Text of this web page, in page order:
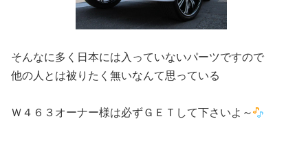
そんなに多く日本には入っていないパーツですので
他の人とは被りたく無いなんて思っている
Ｗ４６３オーナー様は必ずＧＥＴして下さいよ～